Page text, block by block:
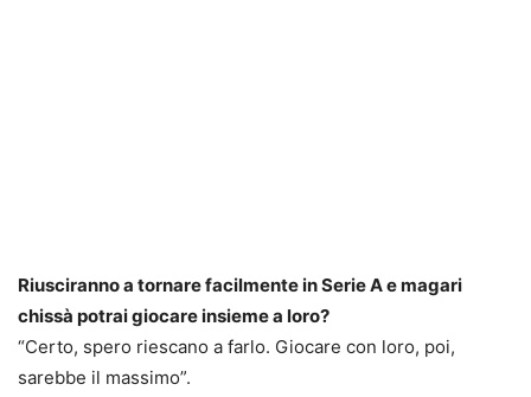
Riusciranno a tornare facilmente in Serie A e magari
chissà potrai giocare insieme a loro?
“Certo, spero riescano a farlo. Giocare con loro, poi,
sarebbe il massimo”.